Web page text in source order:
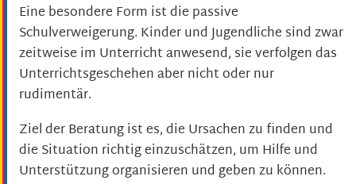
Eine besondere Form ist die passive
Schulverweigerung. Kinder und Jugendliche sind zwar
zeitweise im Unterricht anwesend, sie verfolgen das
Unterrichtsgeschehen aber nicht oder nur
rudimentär.
Ziel der Beratung ist es, die Ursachen zu finden und
die Situation richtig einzuschätzen, um Hilfe und
Unterstützung organisieren und geben zu können.